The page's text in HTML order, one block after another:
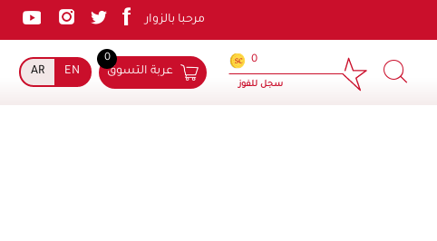
مرحبا بالزوار
0
سجل للفوز
0
عربة التسوق
×
EN
AR